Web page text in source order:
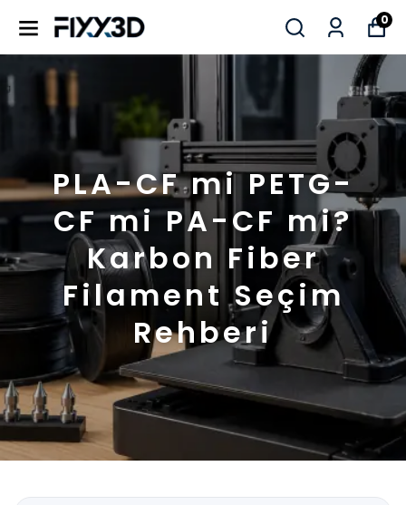
0
PLA-CF mi PETG-
CF mi PA-CF mi?
Karbon Fiber
Filament Seçim
Rehberi